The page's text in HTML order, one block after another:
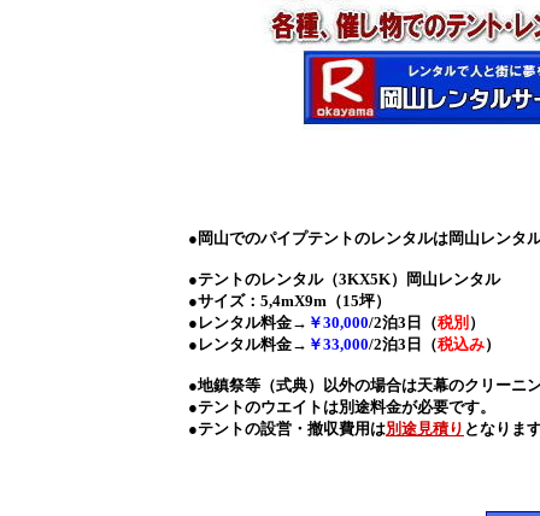
●岡山でのパイプテントのレンタルは岡山レンタ
●テントのレンタル（3KX5K）岡山レンタル
●サイズ：5,4mX9m（15坪）
●レンタル料金→ ￥30,000/2泊3日（税別 ）
●レンタル料金→ ￥33,000/2泊3日（税込み）
●地鎮祭等（式典）以外の場合は天幕のクリーニ
●テントのウエイトは別途料金が必要です。
●テントの設営・撤収費用は別途見積り となりま